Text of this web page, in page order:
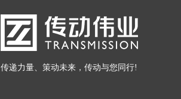
传递力量、策动未来，传动与您同行!